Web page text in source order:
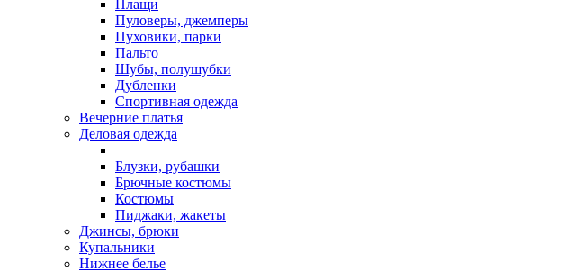
Плащи
Пуловеры, джемперы
Пуховики, парки
Пальто
Шубы, полушубки
Дубленки
Спортивная одежда
Вечерние платья
Деловая одежда
Блузки, рубашки
Брючные костюмы
Костюмы
Пиджаки, жакеты
Джинсы, брюки
Купальники
Нижнее белье